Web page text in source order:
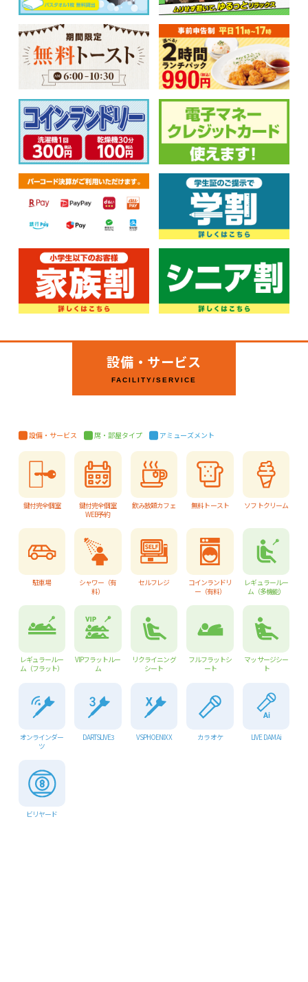
設備・サービス
FACILITY/SERVICE
設備・サービス 席・部屋タイプ アミューズメント
鍵付完全個室
鍵付完全個室
WEB予約
飲み放題カフェ 無料トースト ソフトクリーム
駐車場
シャワー（有
料）
セルフレジ
コインランドリ
ー（有料）
レギュラールー
ム（多機能）
レギュラールー
ム（フラット）
VIPフラットルー
ム
リクライニング
シート
フルフラットシ
ート
マッサージシー
ト
オンラインダー
ツ
DARTSLIVE3 VSPHOENIX X カラオケ LIVE DAM Ai
ビリヤード